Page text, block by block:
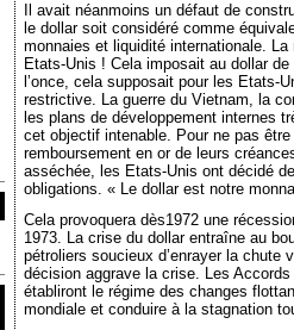
Il avait néanmoins un défaut de
le dollar soit considéré comme
monnaies et liquidité internationale.
Etats-Unis ! Cela imposait au dollar
l’once, cela supposait pour les Etats-
restrictive. La guerre du Vietnam, la
les plans de développement internes
cet objectif intenable. Pour ne pas
remboursement en or de leurs
asséchée, les Etats-Unis ont décidé
obligations. « Le dollar est notre
Cela provoquera dès1972 une
1973. La crise du dollar entraîne au
pétroliers soucieux d’enrayer la chute
décision aggrave la crise. Les
établiront le régime des changes
mondiale et conduire à la stagnation